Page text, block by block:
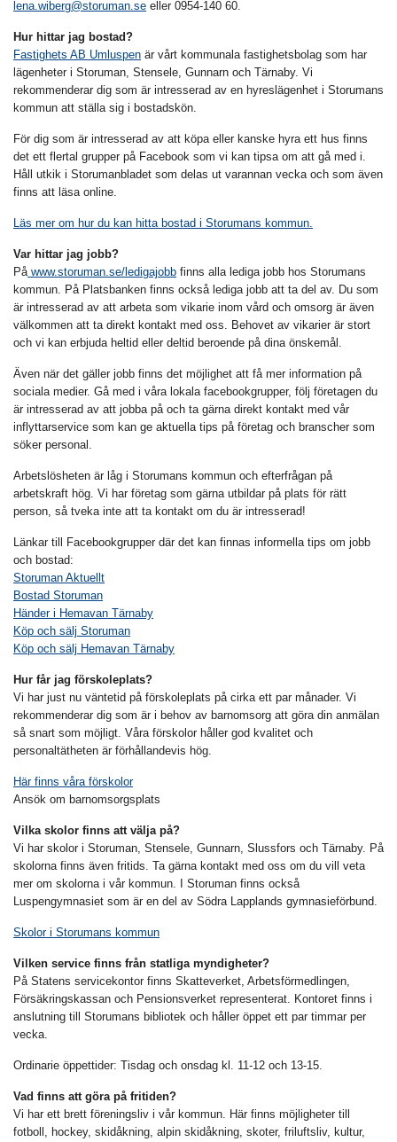
lena.wiberg@storuman.se eller 0954-140 60.
Hur hittar jag bostad?
Fastighets AB Umluspen är vårt kommunala fastighetsbolag som har
lägenheter i Storuman, Stensele, Gunnarn och Tärnaby. Vi
rekommenderar dig som är intresserad av en hyreslägenhet i Storumans
kommun att ställa sig i bostadskön.
För dig som är intresserad av att köpa eller kanske hyra ett hus finns
det ett flertal grupper på Facebook som vi kan tipsa om att gå med i.
Håll utkik i Storumanbladet som delas ut varannan vecka och som även
finns att läsa online.
Läs mer om hur du kan hitta bostad i Storumans kommun.
Var hittar jag jobb?
Påwww.storuman.se/ledigajobb finns alla lediga jobb hos Storumans
kommun. På Platsbanken finns också lediga jobb att ta del av. Du som
är intresserad av att arbeta som vikarie inom vård och omsorg är även
välkommen att ta direkt kontakt med oss. Behovet av vikarier är stort
och vi kan erbjuda heltid eller deltid beroende på dina önskemål.
Även när det gäller jobb finns det möjlighet att få mer information på
sociala medier. Gå med i våra lokala facebookgrupper, följ företagen du
är intresserad av att jobba på och ta gärna direkt kontakt med vår
inflyttarservice som kan ge aktuella tips på företag och branscher som
söker personal.
Arbetslösheten är låg i Storumans kommun och efterfrågan på
arbetskraft hög. Vi har företag som gärna utbildar på plats för rätt
person, så tveka inte att ta kontakt om du är intresserad!
Länkar till Facebookgrupper där det kan finnas informella tips om jobb
och bostad:
Storuman Aktuellt
Bostad Storuman
Händer i Hemavan Tärnaby
Köp och sälj Storuman
Köp och sälj Hemavan Tärnaby
Hur får jag förskoleplats?
Vi har just nu väntetid på förskoleplats på cirka ett par månader. Vi
rekommenderar dig som är i behov av barnomsorg att göra din anmälan
så snart som möjligt. Våra förskolor håller god kvalitet och
personaltätheten är förhållandevis hög.
Här finns våra förskolor
Ansök om barnomsorgsplats
Vilka skolor finns att välja på?
Vi har skolor i Storuman, Stensele, Gunnarn, Slussfors och Tärnaby. På
skolorna finns även fritids. Ta gärna kontakt med oss om du vill veta
mer om skolorna i vår kommun. I Storuman finns också
Luspengymnasiet som är en del av Södra Lapplands gymnasieförbund.
Skolor i Storumans kommun
Vilken service finns från statliga myndigheter?
På Statens servicekontor finns Skatteverket, Arbetsförmedlingen,
Försäkringskassan och Pensionsverket representerat. Kontoret finns i
anslutning till Storumans bibliotek och håller öppet ett par timmar per
vecka.
Ordinarie öppettider: Tisdag och onsdag kl. 11-12 och 13-15.
Vad finns att göra på fritiden?
Vi har ett brett föreningsliv i vår kommun. Här finns möjligheter till
fotboll, hockey, skidåkning, alpin skidåkning, skoter, friluftsliv, kultur,